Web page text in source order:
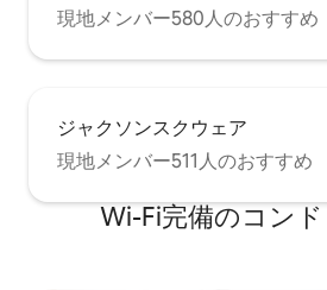
現地メンバー580人のおすすめ
ジャクソンスクウェア
現地メンバー511人のおすすめ
Wi-Fi完備のコン